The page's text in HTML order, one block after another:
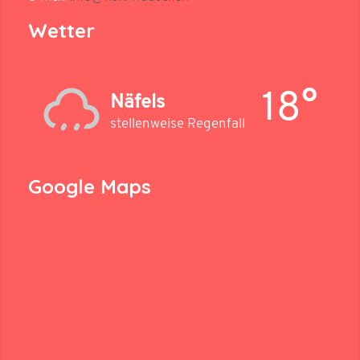
Wetter
Näfels
stellenweise Regenfall 18°
Google Maps